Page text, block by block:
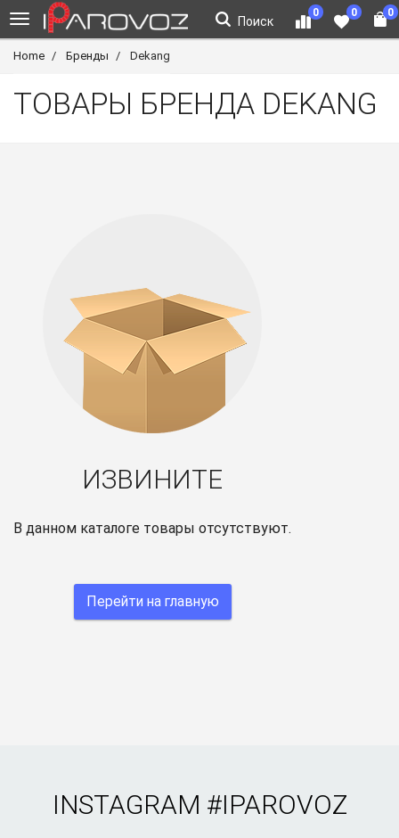
Поиск
0 0 0
Home Бренды Dekang
ТОВАРЫ БРЕНДА DEKANG
ИЗВИНИТЕ
В данном каталоге товары отсутствуют.
Перейти на главную
INSTAGRAM #IPAROVOZ